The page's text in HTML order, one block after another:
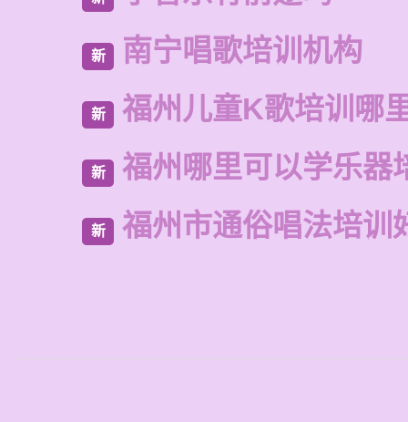
新 南宁唱歌培训机构
新 福州儿童K歌培训哪
新 福州哪里可以学乐器
新 福州市通俗唱法培训